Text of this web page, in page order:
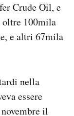
Crude Oil, e
oltre 100mila
e altri 67mila
nella
essere
il